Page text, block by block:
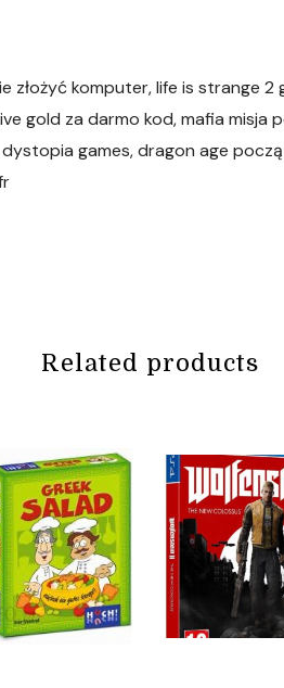
złożyć komputer, life is strange
gold za darmo kod, mafia
games, dragon age
Related products